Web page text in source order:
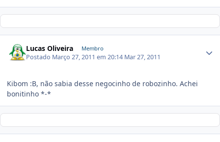
Lucas Oliveira Membro
Postado Março 27, 2011 em 20:14 Mar 27, 2011
Kibom :B, não sabia desse negocinho de robozinho. Achei
bonitinho *-*